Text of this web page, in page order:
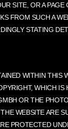
SITE, OR A PAGE
FROM SUCH A
STATING
WITHIN THIS
WHICH IS
OR THE
WEBSITE ARE
PROTECTED